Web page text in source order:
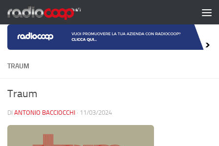
Salta al contenuto
TRAUM
Traum
DI ANTONIO BACCIOCCHI · 11/03/2024